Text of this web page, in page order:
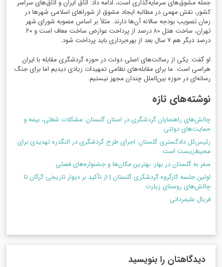
جمله مشوق‌های سرمایه‌گذاری است، ادامه داد: اتاق ایران و اتاق‌های سراسر
کشور، نقش مهمی در مطالبه ایجاد مشوق از شوراهای اسلامی شهرها در
زمان تصویب بودجه سالانه آن‌ها دارند. مثلاً بر اساس مصوبه شورای شهر
تهران، ساخت هتل ۸۰ درصد از پرداخت عوارض ساخت معاف است و ۲۰
درصد دیگر هم ۷ سال بعد از بهره‌برداری باید پرداخت شود.
او گفت: یکی از رسالت‌های اصلی دولت در حوزه گردشگری مقابله با ایران
هراسی است. ما برای مقابله‌های نظامی تمهیدات زیادی دیدیم اما برای جنگ
رسانه‌ای در حوزه بین‌الملل چندان مجهز نیستیم.
نوشته‌های تازه
چالش‌های راهنمایان گردشگری در استان گلستان: مشکلات شغلی، بیمه و
حمایت‌های دولتی
رئیس‌کل دادگستری گلستان: اجرای طرح گردشگری در النگدره تهدیدی برای
محیط‌زیست است
سفر به گلستان در بهار: بهترین مکان‌ها و جشنواره‌های فصلی
اولین جلسه کارگروه گردشگری گلستان | از تأکید بر دیوار تاریخی گرگان تا
چالش‌های روستای زیارت
فریال علیمردانی
دیدگاهتان را بنویسید